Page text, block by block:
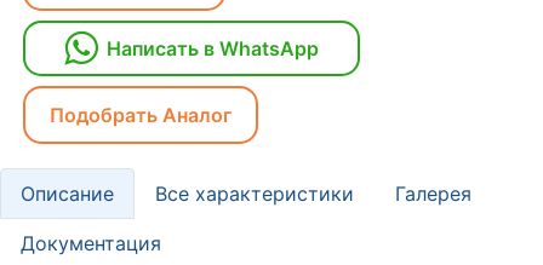
Написать в WhatsApp
Подобрать Аналог
Описание Все характеристики Галерея
Документация